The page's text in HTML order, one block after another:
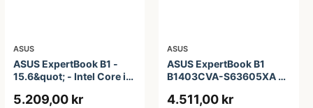
ASUS
ASUS ExpertBook B1 -
15.6&quot; - Intel Core i5
256 GB SSD
5.209,00 kr
ASUS
ASUS ExpertBook B1
B1403CVA-S63605XA -
i3-1315U - 8 GB RAM -
4.511,00 kr